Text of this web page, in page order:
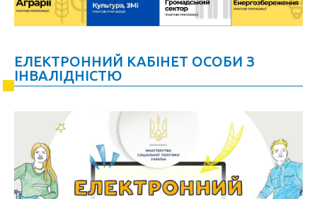
ЕЛЕКТРОННИЙ КАБІНЕТ ОСОБИ З
ІНВАЛІДНІСТЮ